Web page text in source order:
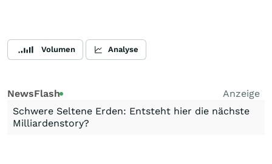
Volumen Analyse
NewsFlash
Anzeige
Schwere Seltene Erden: Entsteht hier die nächste
Milliardenstory?